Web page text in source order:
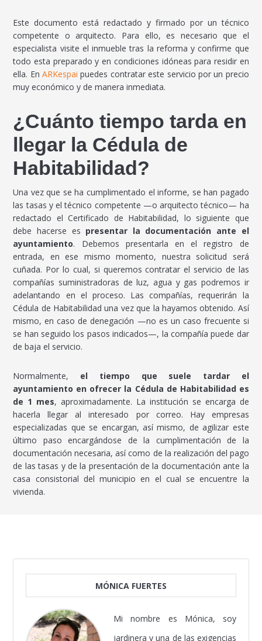
Este documento está redactado y firmado por un técnico
competente o arquitecto. Para ello, es necesario que el
especialista visite el inmueble tras la reforma y confirme que
todo esta preparado y en condiciones idóneas para residir en
ella. EnARKespai puedes contratar este servicio por un precio
muy económico y de manera inmediata.
¿Cuánto tiempo tarda en
llegar la Cédula de
Habitabilidad?
Una vez que se ha cumplimentado el informe, se han pagado
las tasas y el técnico competente —o arquitecto técnico— ha
redactado el Certificado de Habitabilidad, lo siguiente que
debe hacerse es presentar la documentación ante el
ayuntamiento. Debemos presentarla en el registro de
entrada, en ese mismo momento, nuestra solicitud será
cuñada. Por lo cual, si queremos contratar el servicio de las
compañías suministradoras de luz, agua y gas podremos ir
adelantando en el proceso. Las compañías, requerirán la
Cédula de Habitabilidad una vez que la hayamos obtenido. Así
mismo, en caso de denegación —no es un caso frecuente si
se han seguido los pasos indicados—, la compañía puede dar
de baja el servicio.
Normalmente, el tiempo que suele tardar el
ayuntamiento en ofrecer la Cédula de Habitabilidad es
de 1 mes, aproximadamente. La institución se encarga de
hacerla llegar al interesado por correo. Hay empresas
especializadas que se encargan, así mismo, de agilizar este
último paso encargándose de la cumplimentación de la
documentación necesaria, así como de la realización del pago
de las tasas y de la presentación de la documentación ante la
casa consistorial del municipio en el cual se encuentre la
vivienda.
MÓNICA FUERTES
Mi nombre es Mónica, soy
jardinera y una de las exigencias